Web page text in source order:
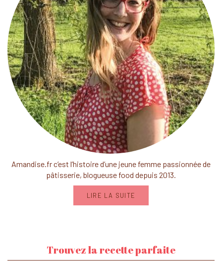
Amandise.fr c’est l’histoire d’une jeune femme passionnée de
pâtisserie, blogueuse food depuis 2013.
LIRE LA SUITE
Trouvez la recette parfaite